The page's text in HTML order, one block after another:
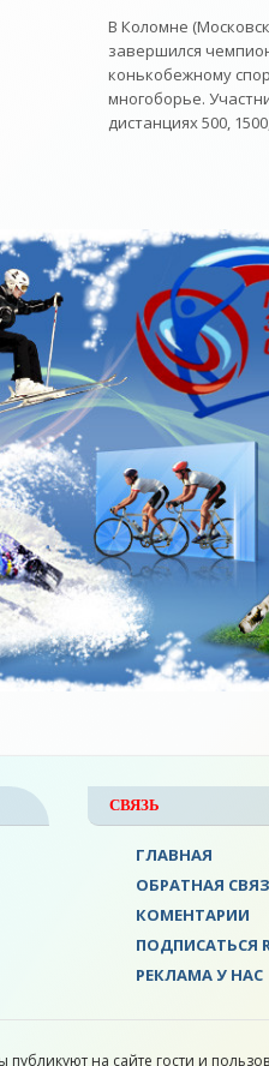
В Коломне
завершился
конькобежному
многоборье.
дистанциях 500,
СВЯЗЬ
ГЛАВНАЯ
ОБРАТНАЯ
КОМЕНТАРИИ
ПОДПИСАТЬСЯ
РЕКЛАМА У НАС
на сайте гости и